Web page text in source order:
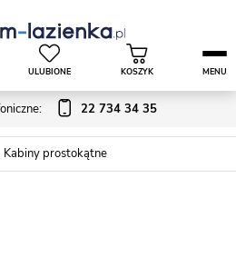
22 734 34 35
ULUBIONE KOSZYK MENU
Kabiny prostokątne